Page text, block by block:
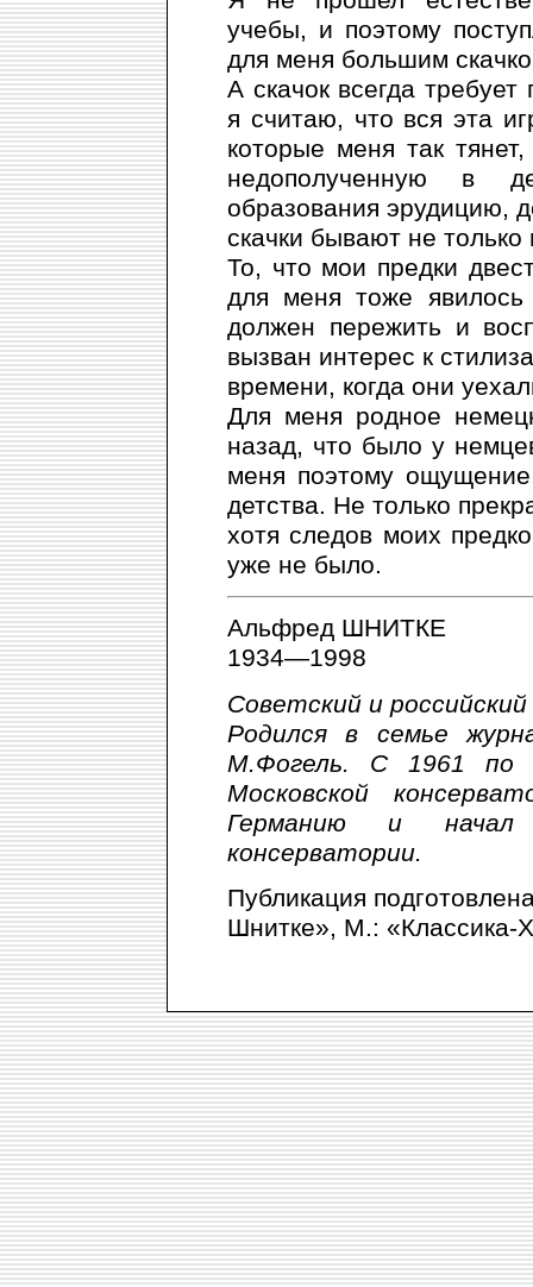
учебы, и поэтому
для меня большим
А скачок всегда
я считаю, что вся эта
которые меня так
недополученную в
образования эрудицию,
скачки бывают не только
То, что мои предки
для меня тоже
должен пережить и
вызван интерес к
времени, когда они
Для меня родное
назад, что было у
меня поэтому
детства. Не только
хотя следов моих
уже не было.
Альфред ШНИТКЕ
1934—1998
Советский и
Родился в семье
М.Фогель. С 1961 по
Московской
Германию и начал
консерватории.
Публикация
Шнитке», М.: «Классика-